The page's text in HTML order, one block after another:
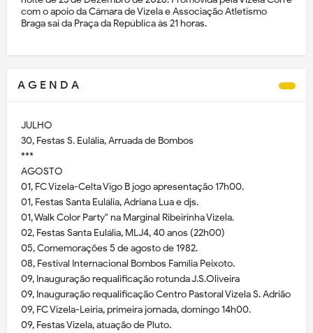
com o apoio da Câmara de Vizela e Associação Atletismo
Braga sai da Praça da República às 21 horas.
A G E N D A
JULHO
30, Festas S. Eulália, Arruada de Bombos
***
AGOSTO
01, FC Vizela-Celta Vigo B jogo apresentação 17h00.
01, Festas Santa Eulália, Adriana Lua e djs.
01, Walk Color Party" na Marginal Ribeirinha Vizela.
02, Festas Santa Eulália, MLJ4, 40 anos (22h00)
05, Comemorações 5 de agosto de 1982.
08, Festival Internacional Bombos Família Peixoto.
09, Inauguração requalificação rotunda J.S.Oliveira
09, Inauguração requalificação Centro Pastoral Vizela S. Adrião
09, FC Vizela-Leiria, primeira jornada, domingo 14h00.
09, Festas Vizela, atuação de Pluto.